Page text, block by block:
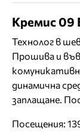
Кремис
Технолог в
Прошива и
динамична
заплащане.
Посещения: